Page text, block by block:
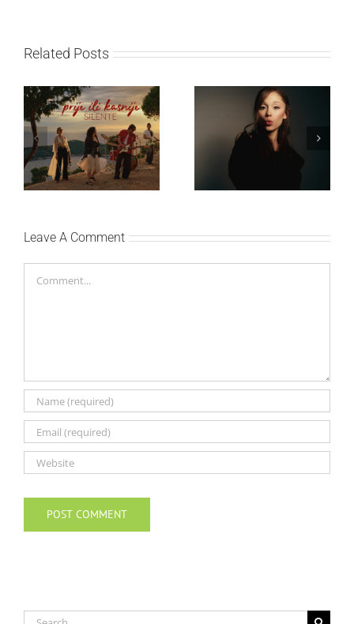
Related Posts
Silente objavio novi
singl “Prije ili kasnije”
Ariana Grande objavila
osmi studijski album
Leave A Comment
Search